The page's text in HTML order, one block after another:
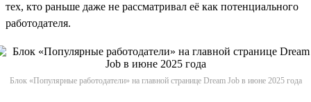
тех, кто раньше даже не рассматривал её как потенциального
работодателя.
Блок «Популярные работодатели» на главной странице Dream Job в июне 2025 года